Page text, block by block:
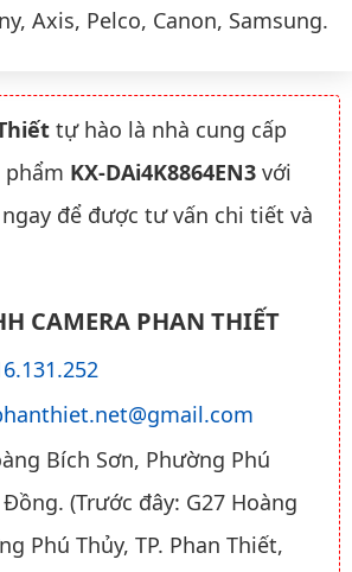
Axis, Pelco, Canon, Samsung.
tự hào là nhà cung cấp
phẩm KX-DAi4K8864EN3 với
để được tư vấn chi tiết và
CAMERA PHAN THIẾT
Bích Sơn, Phường Phú
(Trước đây: G27 Hoàng
Phú Thủy, TP. Phan Thiết,